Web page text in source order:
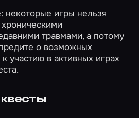
некоторые игры нельзя
травмами, а потому
о возможных
участию в активных играх